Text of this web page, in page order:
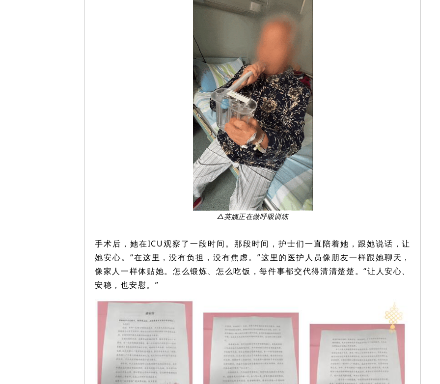
△英姨正在做呼吸训练
手术后，她在ICU观察了一段时间。那段时间，护士们一直陪着她，跟她说话，让
她安心。“在这里，没有负担，没有焦虑。”这里的医护人员像朋友一样跟她聊天，
像家人一样体贴她。怎么锻炼、怎么吃饭，每件事都交代得清清楚楚。“让人安心、
安稳，也安慰。”